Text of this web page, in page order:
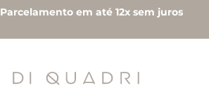
Parcelamento em até 12x sem juros